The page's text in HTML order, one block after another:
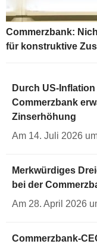
Commerzbank:
für konstruktive
Durch US-
Commerzbank
Zinserhöhung
Am 14. Juli 2026
Merkwürdiges
bei der
Am 28. April 2026
Commerzbank-